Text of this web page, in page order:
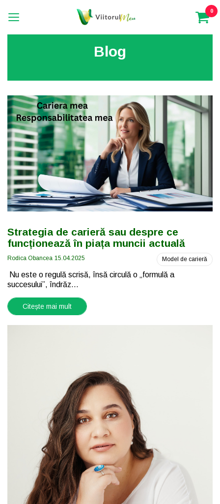
0
Blog
Strategia de carieră sau despre ce
funcționează în piața muncii actuală
Rodica Obancea 15.04.2025 Model de carieră
Nu este o regulă scrisă, însă circulă o „formulă a
succesului”, îndrăz...
Citește mai mult